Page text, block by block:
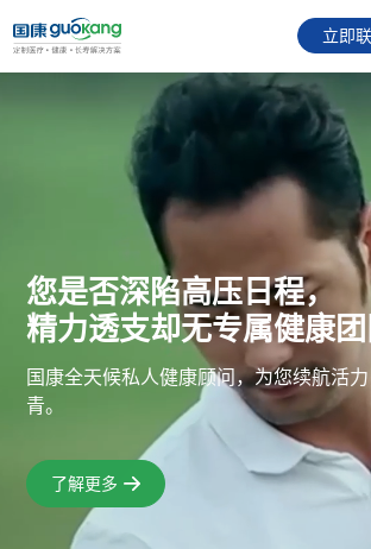
服务支持
关于我们
立即
您是否深陷高压日程，
精力透支却无专属健康团
国康全天候私人健康顾问，为您续航活
青。
了解更多